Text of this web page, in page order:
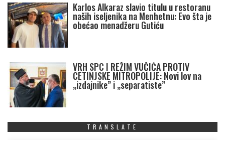
Karlos Alkaraz slavio titulu u restoranu
naših iseljenika na Menhetnu: Evo šta je
obećao menadžeru Gutiću
VRH SPC I REŽIM VUČIĆA PROTIV
CETINJSKE MITROPOLIJE: Novi lov na
„izdajnike” i „separatiste”
TRANSLATE